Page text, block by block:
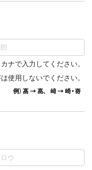
ナで入力してください。
使用しないでください。